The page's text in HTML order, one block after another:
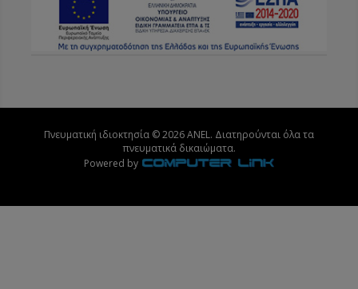
Πνευματική ιδιοκτησία © 2026 ANEL. Διατηρούνται όλα τα
πνευματικά δικαιώματα.
Powered by